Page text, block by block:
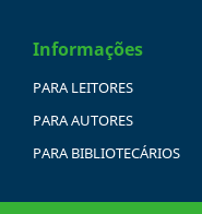
Informações
PARA LEITORES
PARA AUTORES
PARA BIBLIOTECÁRIOS